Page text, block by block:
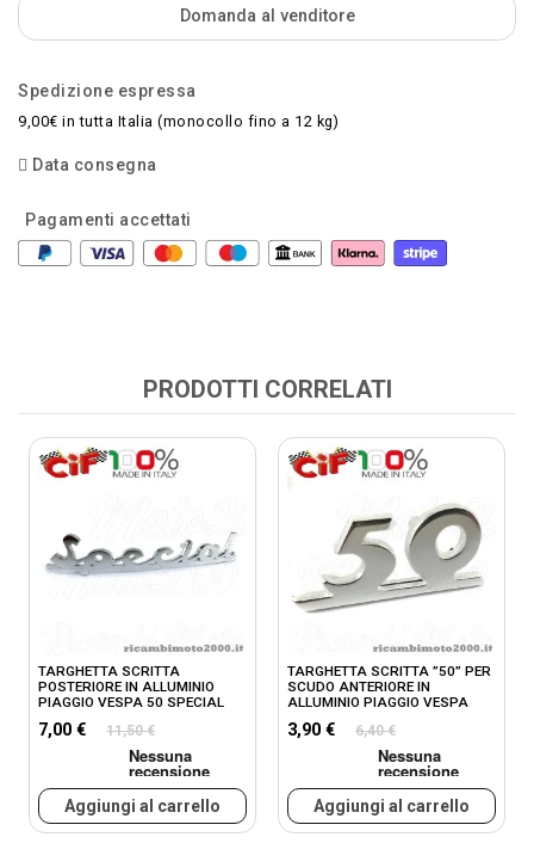
Domanda al venditore
Spedizione espressa
9,00€ in tutta Italia (monocollo fino a 12 kg)
Data consegna
Pagamenti accettati
PRODOTTI CORRELATI
TARGHETTA SCRITTA
POSTERIORE IN ALLUMINIO
PIAGGIO VESPA 50 SPECIAL
7,00 € 11,50 €
Aggiungi al carrello
TARGHETTA SCRITTA ”50” PER
SCUDO ANTERIORE IN
ALLUMINIO PIAGGIO VESPA
3,90 € 6,40 €
Aggiungi al carrello